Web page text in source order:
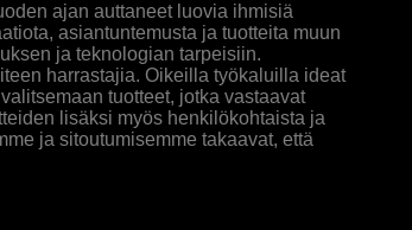
ajan auttaneet luovia ihmisiä
asiantuntemusta ja tuotteita muun
ja teknologian tarpeisiin.
harrastajia. Oikeilla työkaluilla ideat
tuotteet, jotka vastaavat
lisäksi myös henkilökohtaista ja
ja sitoutumisemme takaavat, että